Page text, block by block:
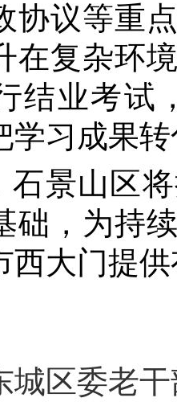
协议等重
在复杂环
结业考试
学习成果
石景山区
础，为持
西大门提
城区委老